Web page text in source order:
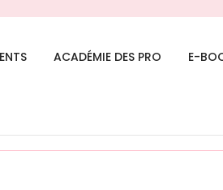
ACADÉMIE DES PRO E-
a été ajouté à votre panier.